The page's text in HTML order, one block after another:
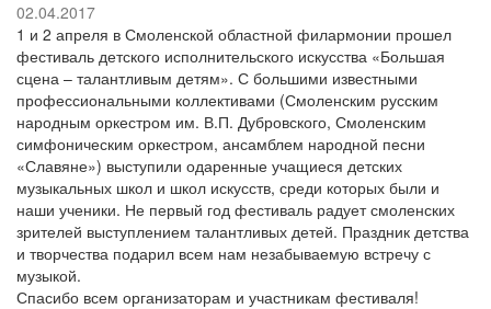
02.04.2017
1 и 2 апреля в Смоленской областной филармонии прошел
фестиваль детского исполнительского искусства «Большая
сцена – талантливым детям». С большими известными
профессиональными коллективами (Смоленским русским
народным оркестром им. В.П. Дубровского, Смоленским
симфоническим оркестром, ансамблем народной песни
«Славяне») выступили одаренные учащиеся детских
музыкальных школ и школ искусств, среди которых были и
наши ученики. Не первый год фестиваль радует смоленских
зрителей выступлением талантливых детей. Праздник детства
и творчества подарил всем нам незабываемую встречу с
музыкой.
Спасибо всем организаторам и участникам фестиваля!